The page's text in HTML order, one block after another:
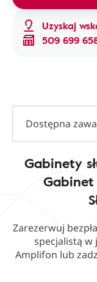
Uzyskaj
509 699
Dostępna
Gabinety
Zarezerwuj
specjalistą w
Amplifon lub